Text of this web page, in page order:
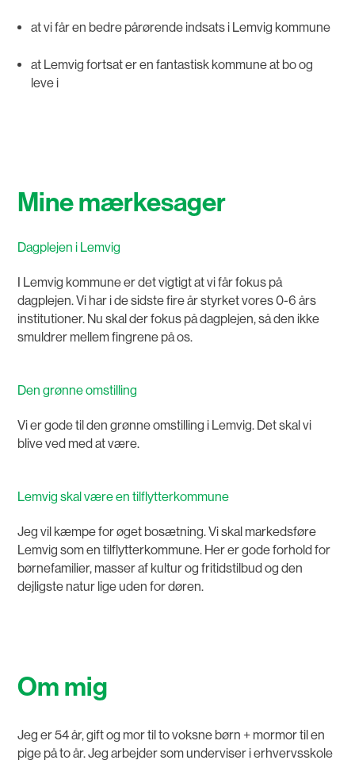
at vi får en bedre pårørende indsats i Lemvig kommune
at Lemvig fortsat er en fantastisk kommune at bo og
leve i
Mine mærkesager
Dagplejen i Lemvig
I Lemvig kommune er det vigtigt at vi får fokus på
dagplejen. Vi har i de sidste fire år styrket vores 0-6 års
institutioner. Nu skal der fokus på dagplejen, så den ikke
smuldrer mellem fingrene på os.
Den grønne omstilling
Vi er gode til den grønne omstilling i Lemvig. Det skal vi
blive ved med at være.
Lemvig skal være en tilflytterkommune
Jeg vil kæmpe for øget bosætning. Vi skal markedsføre
Lemvig som en tilflytterkommune. Her er gode forhold for
børnefamilier, masser af kultur og fritidstilbud og den
dejligste natur lige uden for døren.
Om mig
Jeg er 54 år, gift og mor til to voksne børn + mormor til en
pige på to år. Jeg arbejder som underviser i erhvervsskole